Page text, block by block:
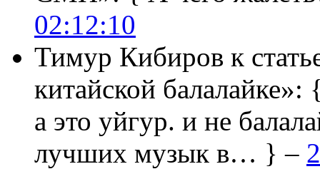
02:12:10
Тимур Кибиров к
китайской балалайке»:
а это уйгур. и не
лучших музык в… } –